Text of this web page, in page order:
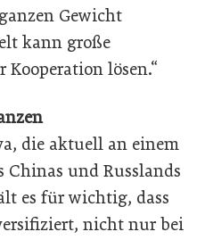
Gewicht
kann große
lösen.“
die aktuell an einem
Chinas und Russlands
es für wichtig, dass
nicht nur bei